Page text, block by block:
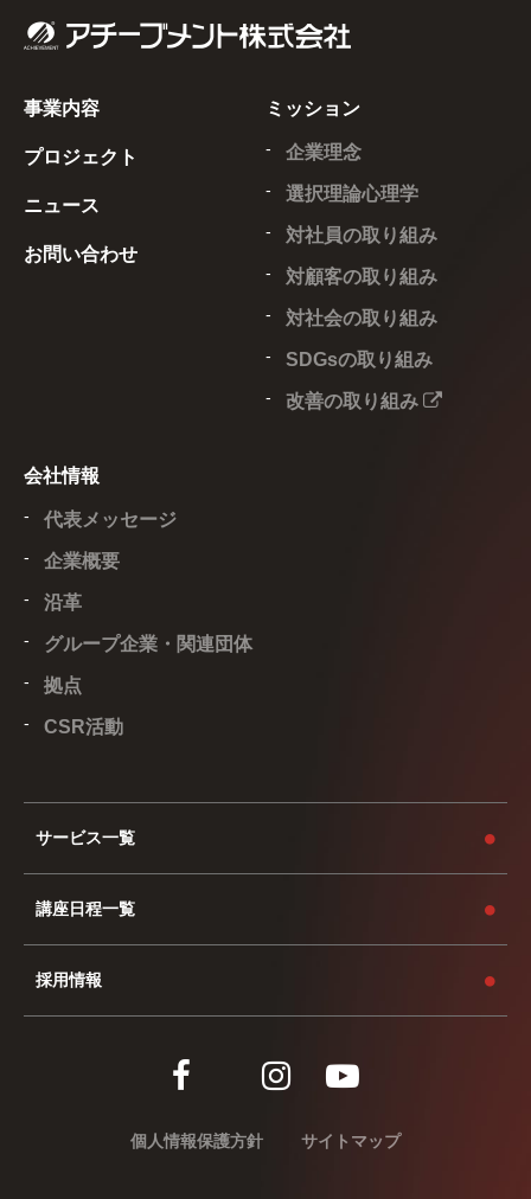
事業内容
プロジェクト
ニュース
お問い合わせ
ミッション
企業理念
選択理論心理学
対社員の取り組み
対顧客の取り組み
対社会の取り組み
SDGsの取り組み
改善の取り組み
会社情報
代表メッセージ
企業概要
沿革
グループ企業・関連団体
拠点
CSR活動
サービス一覧
講座日程一覧
採用情報
個人情報保護方針 サイトマップ